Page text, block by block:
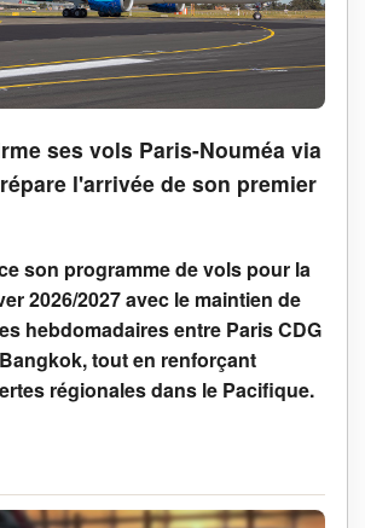
ses vols Paris-Nouméa via
l'arrivée de son premier
son programme de vols pour la
2026/2027 avec le maintien de
hebdomadaires entre Paris CDG
tout en renforçant
régionales dans le Pacifique.